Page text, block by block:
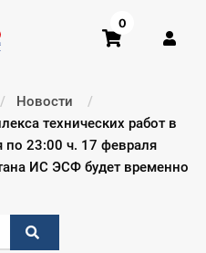
0
Новости
технических работ в
по 23:00 ч. 17 февраля
ИС ЭСФ будет временно